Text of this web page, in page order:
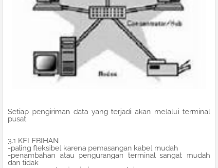
Setiap pengiriman data yang terjadi akan melalui terminal
pusat.
3.1 KELEBIHAN
-paling fleksibel karena pemasangan kabel mudah
-penambahan atau pengurangan terminal sangat mudah
dan tidak